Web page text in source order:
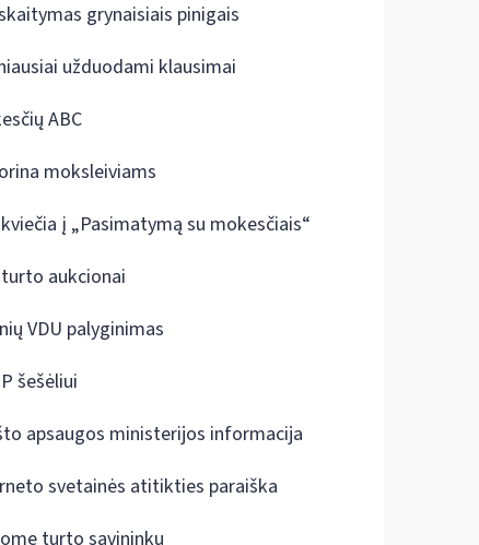
grynaisiais pinigais
užduodami klausimai
ABC
moksleiviams
į „Pasimatymą su mokesčiais“
aukcionai
VDU palyginimas
šešėliui
apsaugos ministerijos informacija
svetainės atitikties paraiška
turto savininkų